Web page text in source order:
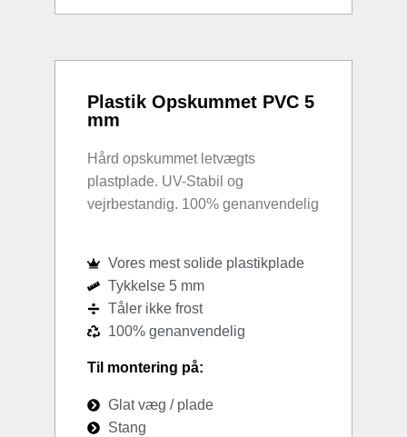
Plastik Opskummet PVC 5
mm
Hård opskummet letvægts
plastplade. UV-Stabil og
vejrbestandig. 100% genanvendelig
Vores mest solide plastikplade
Tykkelse 5 mm
Tåler ikke frost
100% genanvendelig
Til montering på:
Glat væg / plade
Stang